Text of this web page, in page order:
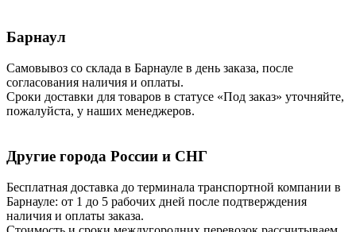
Барнаул
Самовывоз со склада в Барнауле в день заказа, после
согласования наличия и оплаты.
Сроки доставки для товаров в статусе «Под заказ» уточняйте,
пожалуйста, у наших менеджеров.
Другие города России и СНГ
Бесплатная доставка до терминала транспортной компании в
Барнауле: от 1 до 5 рабочих дней после подтверждения
наличия и оплаты заказа.